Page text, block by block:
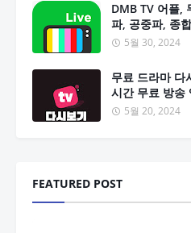
DMB TV 어플,
파, 공중파, 종
5월 30, 2024
무료 드라마 다
시간 무료 방송
5월 20, 2024
FEATURED POST